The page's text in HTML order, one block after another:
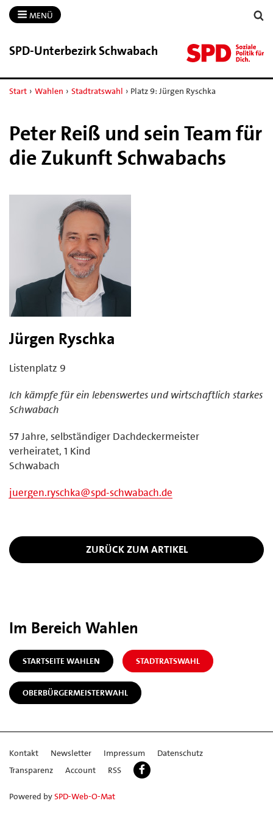
MENÜ
SPD-​Unterbezirk Schwabach
Start › Wahlen › Stadtratswahl › Platz 9: Jürgen Ryschka
Peter Reiß und sein Team für
die Zukunft Schwabachs
Jürgen Ryschka
Listenplatz 9
Ich kämpfe für ein lebenswertes und wirtschaftlich starkes
Schwabach
57 Jahre, selbständiger Dachdeckermeister
verheiratet, 1 Kind
Schwabach­
juergen.ryschka@spd-schwabach.de
ZURÜCK ZUM ARTIKEL
Im Bereich Wahlen
STARTSEITE WAHLEN STADTRATSWAHL
OBERBÜRGERMEISTERWAHL
Kontakt Newsletter Impressum
Datenschutz
Transparenz
Account RSS
Powered bySPD-Web-O-Mat